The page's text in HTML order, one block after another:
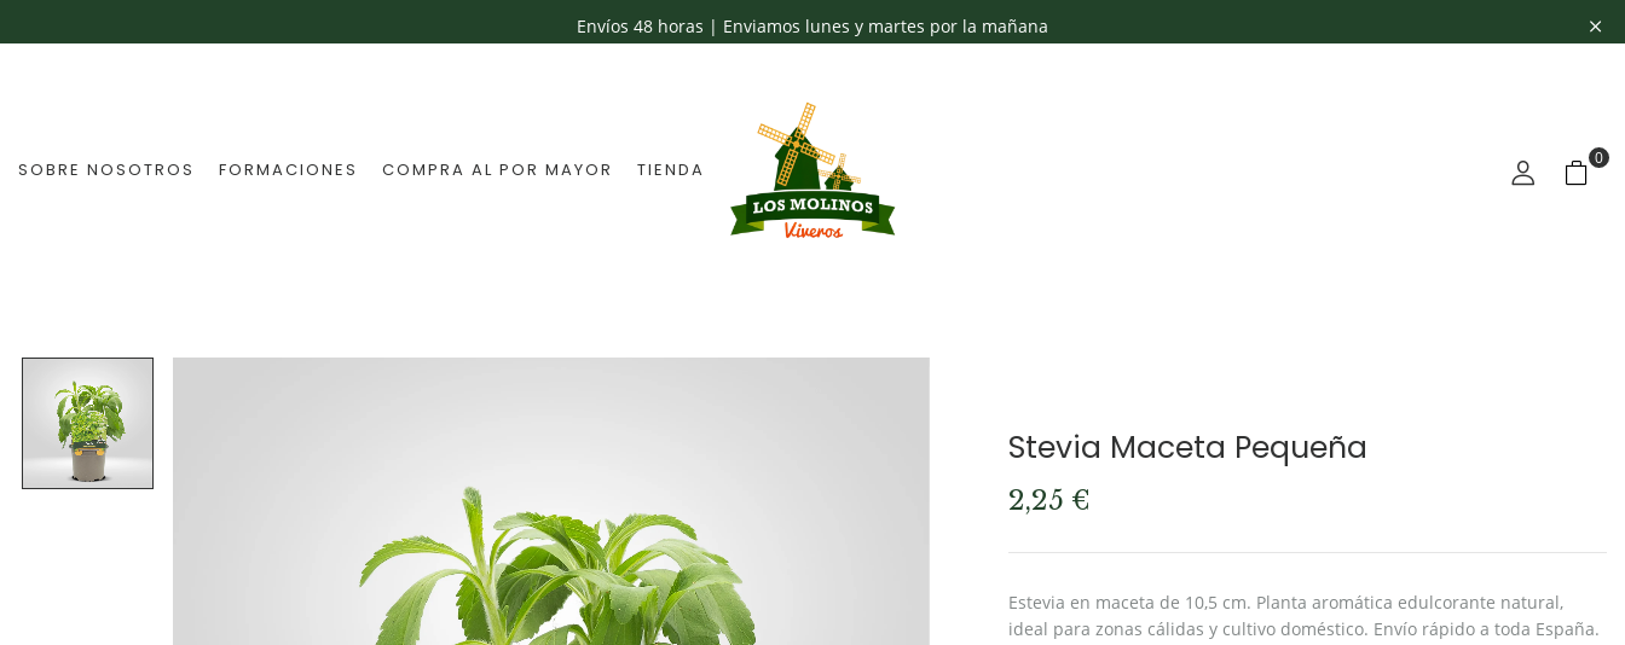
Envíos 48 horas | Enviamos lunes y martes por la mañana
SOBRE NOSOTROS FORMACIONES COMPRA AL POR MAYOR TIENDA
0
Stevia Maceta Pequeña
2,25 €
Estevia en maceta de 10,5 cm. Planta aromática edulcorante natural,
ideal para zonas cálidas y cultivo doméstico. Envío rápido a toda España.